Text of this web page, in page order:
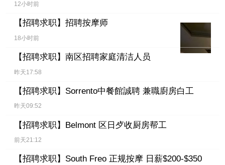
12小时前
【招聘求职】 招聘按摩师
18小时前
【招聘求职】 南区招聘家庭清洁人员
昨天17:58
【招聘求职】 Sorrento中餐館誠聘 兼職廚房白工
昨天09:52
【招聘求职】 Belmont 区日歺收厨房帮工
前天21:12
【招聘求职】 South Freo 正规按摩 日薪$200-$350